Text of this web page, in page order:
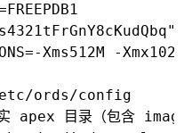
Xms512M -
ords/config
apex 目录（包含